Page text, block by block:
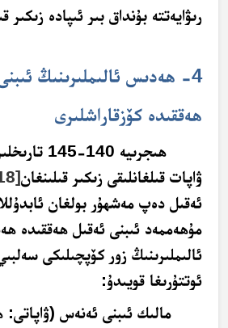
رىۋايەتتە بۇنداق بىر ئىپادە زىكىر
4- ھەدىس ئالىملىرىنىڭ
ھەققىدە كۆزقاراشلىرى
ھىجرىيە 140-
ۋاپات قىلغانلىقى زىكىر قىلىنغان
ئەقىل دەپ مەشھۇر بولغان
مۇھەممەد ئىبنى ئەقىل ھەققىدە
ئالىملىرىنىڭ زور كۆپچىلىكى
ئوتتۇرىغا قويىدۇ: